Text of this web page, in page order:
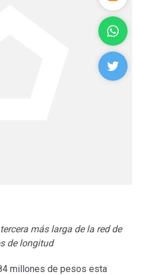
más larga de la red de
de longitud
millones de pesos esta